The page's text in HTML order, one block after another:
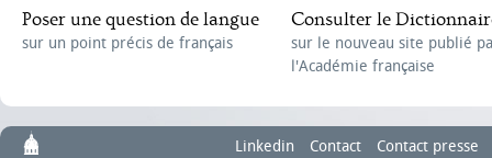
Poser une question de langue
sur un point précis de français
Consulter le
sur le nouveau site publié
l'Académie française
Linkedin Contact Contact presse